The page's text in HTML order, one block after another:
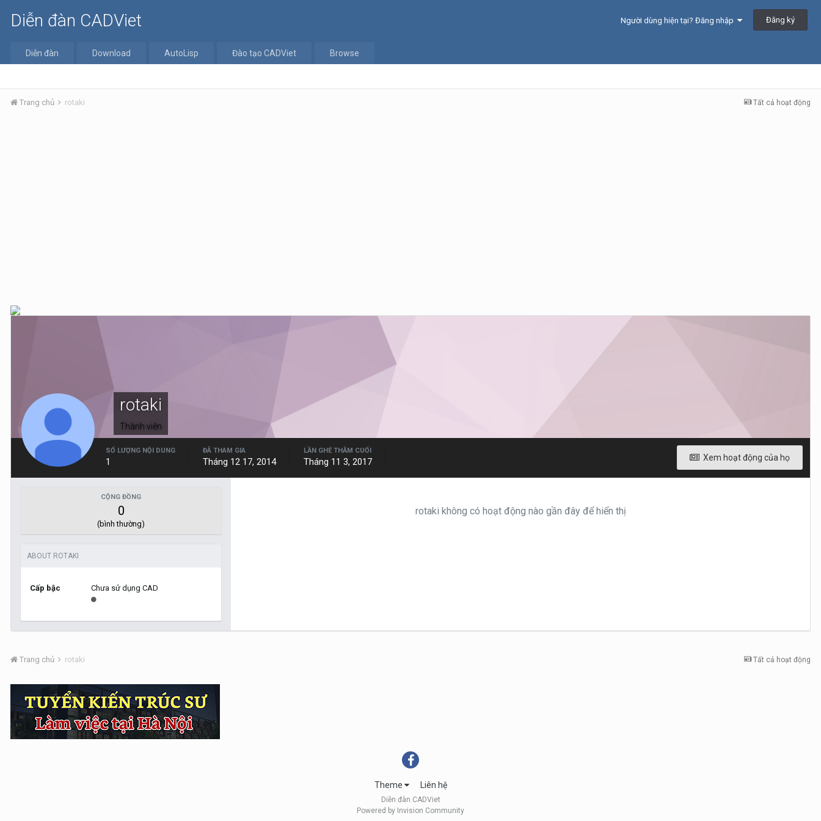
Diễn đàn CADViet Người dùng hiện tại? Đăng nhập Đăng ký
Diễn đàn Download AutoLisp Đào tạo CADViet Browse
Tất cả hoạt động
Trang chủ rotaki
rotaki
Thành viên
Xem hoạt động của họ
SỐ LƯỢNG NỘI DUNG
1
ĐÃ THAM GIA
Tháng 12 17, 2014
LẦN GHÉ THĂM CUỐI
Tháng 11 3, 2017
CỘNG ĐỒNG
0
(bình thường)
ABOUT ROTAKI
Cấp bậc Chưa sử dụng CAD
rotaki không có hoạt động nào gần đây để hiển thị
Tất cả hoạt động
Trang chủ rotaki
Theme Liên hệ
Diễn đàn CADViet
Powered by Invision Community